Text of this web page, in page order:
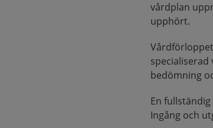
vårdplan
upphört.
specialiserad
bedömning
En
Ingång och